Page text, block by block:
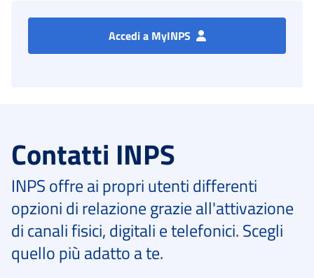
Accedi a MyINPS
Contatti INPS
INPS offre ai propri utenti differenti
opzioni di relazione grazie all'attivazione
di canali fisici, digitali e telefonici. Scegli
quello più adatto a te.